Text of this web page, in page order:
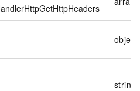
object
string